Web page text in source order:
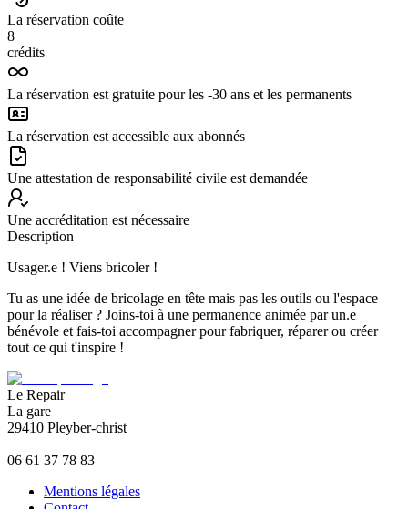
La réservation coûte
8
crédits
La réservation est gratuite pour les -30 ans et les permanents
La réservation est accessible aux abonnés
Une attestation de responsabilité civile est demandée
Une accréditation est nécessaire
Description
Usager.e ! Viens bricoler !
Tu as une idée de bricolage en tête mais pas les outils ou l'espace
pour la réaliser ? Joins-toi à une permanence animée par un.e
bénévole et fais-toi accompagner pour fabriquer, réparer ou créer
tout ce qui t'inspire !
Le Repair
La gare
29410 Pleyber-christ
06 61 37 78 83
Mentions légales